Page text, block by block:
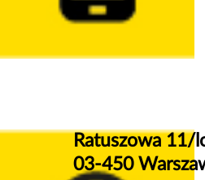
Ratuszowa 11/
03-450